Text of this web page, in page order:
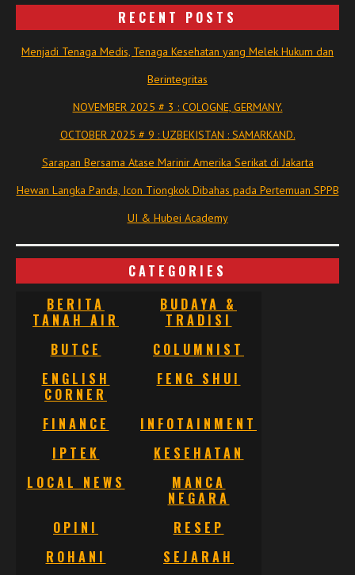
RECENT POSTS
Menjadi Tenaga Medis, Tenaga Kesehatan yang Melek Hukum dan
Berintegritas
NOVEMBER 2025 # 3 : COLOGNE, GERMANY.
OCTOBER 2025 # 9 : UZBEKISTAN : SAMARKAND.
Sarapan Bersama Atase Marinir Amerika Serikat di Jakarta
Hewan Langka Panda, Icon Tiongkok Dibahas pada Pertemuan SPPB
UI & Hubei Academy
CATEGORIES
BERITA
TANAH AIR
BUDAYA &
TRADISI
BUTCE
COLUMNIST
ENGLISH
CORNER
FENG SHUI
FINANCE
INFOTAINMENT
IPTEK
KESEHATAN
LOCAL NEWS
MANCA
NEGARA
OPINI
RESEP
ROHANI
SEJARAH